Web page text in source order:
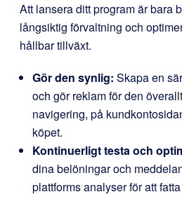
Att lansera ditt program är bara
långsiktig förvaltning och
hållbar tillväxt.
Gör den synlig: Skapa en
och gör reklam för den
navigering, på
köpet.
Kontinuerligt testa och
dina belöningar och
plattforms analyser för att